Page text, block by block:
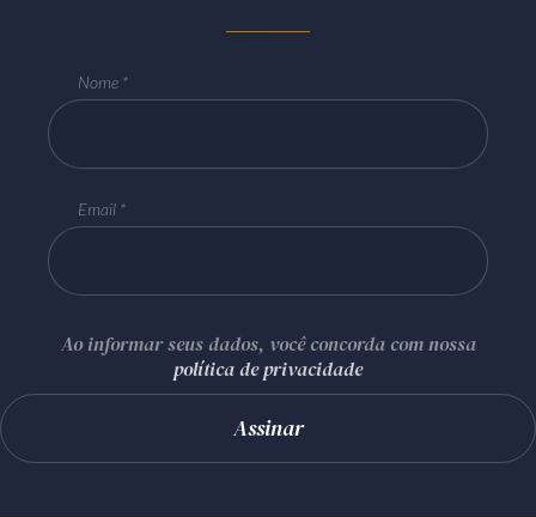
Nome
Email
Ao informar seus dados, você concorda com nossa
política de privacidade